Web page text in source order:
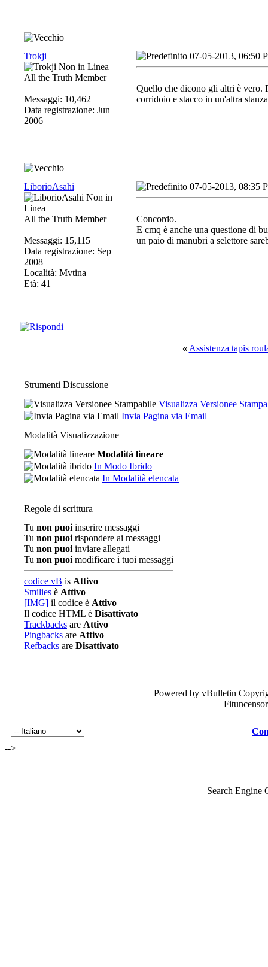
Trokji
All the Truth Member
Messaggi: 10,462
Data registrazione: Jun
2006
07-05-2013, 06:50
Quello che dicono gli altri è vero.
corridoio e stacco in un'altra
LiborioAsahi
All the Truth Member
Messaggi: 15,115
Data registrazione: Sep
2008
Località: Mvtina
Età: 41
07-05-2013, 08:35
Concordo.
E cmq è anche una questione di
un paio di manubri a selettore
« Assistenza tapis
Strumenti Discussione
Visualizza Versionee
Invia Pagina via Email
Modalità Visualizzazione
Modalità lineare
In Modo Ibrido
In Modalità elencata
Regole di scrittura
Tu non puoi inserire messaggi
Tu non puoi rispondere ai messaggi
Tu non puoi inviare allegati
Tu non puoi modificare i tuoi messaggi
codice vB is Attivo
Smilies è Attivo
[IMG] il codice è Attivo
Il codice HTML è Disattivato
Trackbacks are Attivo
Pingbacks are Attivo
Refbacks are Disattivato
Powered by vBulletin
-->
Search Engine